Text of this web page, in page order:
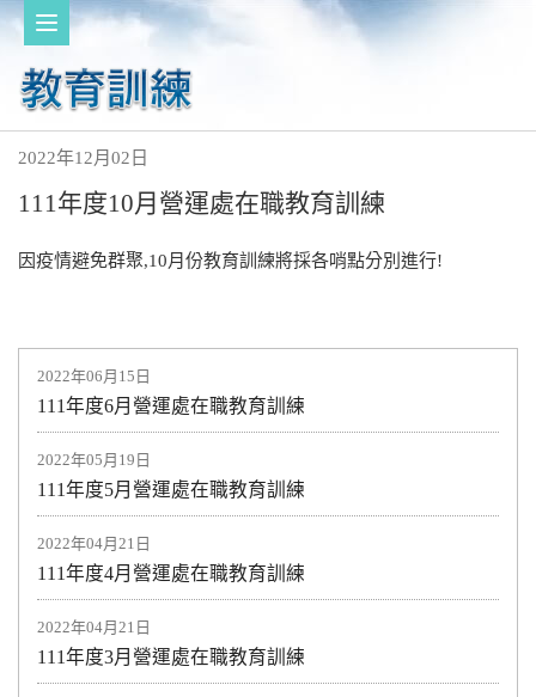
2022年06月15日
111年度6月營運處在職教育訓練
2022年05月19日
111年度5月營運處在職教育訓練
2022年04月21日
111年度4月營運處在職教育訓練
2022年04月21日
111年度3月營運處在職教育訓練
2022年12月02日
111年度10月營運處在職教育訓練
因疫情避免群聚,10月份教育訓練將採各哨點分別進行!